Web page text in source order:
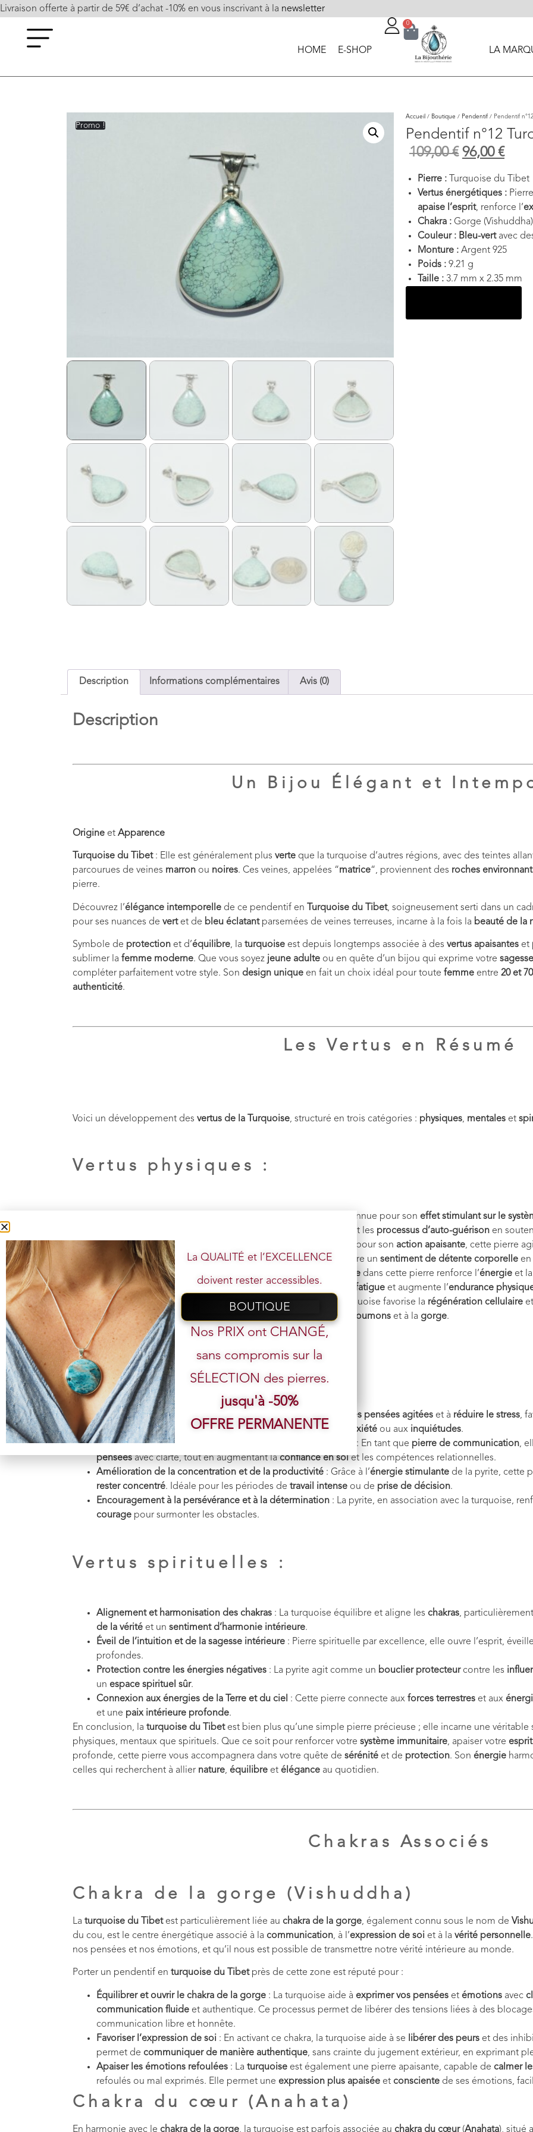
Livraison offerte à partir de 59€ d’achat -10% en vous inscrivant à la newsletter
HOME E-SHOP LA
0
Promo !
Accueil / Boutique / Pendentif / Pendentif
Pendentif n°12
109,00€ 96,00 €
Pierre : Turquoise du Tibet
Vertus énergétiques :
apaise l’esprit, renforce l’
Chakra : Gorge
Couleur : Bleu-vertavec
Monture : Argent 925
Poids : 9.21 g
Taille : 3.7 mm x 2.35 mm
Description Informations complémentaires Avis (0)
Description
Un Bijou Élégant et
Origine et Apparence
Turquoise du Tibet: Elle est généralement plus verte que la turquoise d’autres régions, avec des teintes
parcourues de veines marron ou noires. Ces veines, appelées “matrice“, proviennent des roches
pierre.
Découvrez l’élégance intemporelle de ce pendentif en Turquoise du Tibet, soigneusement serti dans un
pour ses nuances de vertet de bleu éclatantparsemées de veines terreuses, incarne à la fois la beauté de la
Symbole de protection et d’équilibre, la turquoise est depuis longtemps associée à des vertus apaisantes et
sublimer la femme moderne. Que vous soyez jeune adulte ou en quête d’un bijou qui exprime votre sagesse
compléter parfaitement votre style. Son design unique en fait un choix idéal pour toute femme entre 20 et
authenticité.
Les Vertus en Résumé
Voici un développement des vertus de la Turquoise, structuré en trois catégories : physiques, mentales et
Vertus physiques :
: La turquoise est reconnue pour son effet stimulant sur le
. Elle favorise également les processus d’auto-guérison en
Soulagement des inflammations et des douleurs
: Appréciée pour son action apaisante, cette pierre
chroniques, notamment articulaires et musculaires. Elle procure un sentiment de détente corporelle
Amélioration de la circulation sanguine
: La présence de pyrite dans cette pierre renforce l’énergie et
Cela améliore l’oxygénation des tissus fatigue et augmente l’endurance
Soutien à la régénération des tissus et à la respiration
: La turquoise favorise la régénération cellulaire
pour les
voies respiratoires , apaisant les affections liées aux poumons et à la gorge.
Vertus mentale s :
Calme l’esprit et réduit le stress calmer les pensées agitées et à réduire le stress,
relâchant lestensions . Idéal pour les personnes sujettes à l’ anxiété ou aux inquiétudes.
Renforcement de la confiance en soi et de la communication
: En tant que pierre de communication,
penséesavec clarté, tout en augmentant laconfiance en soiet les compétences relationnelles.
Amélioration de la concentration et de la productivité : Grâce à l’énergie stimulante de la pyrite, cette
rester concentré. Idéale pour les périodes de travail intense ou de prise de décision.
Encouragement à la persévérance et à la détermination : La pyrite, en association avec la turquoise,
courage pour surmonter les obstacles.
Vertus spirituelles :
Alignement et harmonisation des chakras : La turquoise équilibre et aligne les chakras,
de la vérité et un sentiment d’harmonie intérieure.
Éveil de l’intuition et de la sagesse intérieure : Pierre spirituelle par excellence, elle ouvre l’esprit,
profondes.
Protection contre les énergies négatives : La pyrite agit comme un bouclier protecteurcontre les
un espace spirituel sûr.
Connexion aux énergies de la Terre et du ciel : Cette pierre connecte aux forces terrestres et aux
et une paix intérieure profonde.
En conclusion, la turquoise du Tibetest bien plus qu’une simple pierre précieuse ; elle incarne une
physiques, mentaux que spirituels. Que ce soit pour renforcer votre système immunitaire, apaiser votre esprit
profonde, cette pierre vous accompagnera dans votre quête de sérénité et de protection. Son énergie
celles qui recherchent à allier nature, équilibre et élégance au quotidien.
Chakras Associés
Chakra de la gorge (Vishuddha)
La turquoise du Tibetest particulièrement liée au chakra de la gorge, également connu sous le nom de
du cou, est le centre énergétique associé à la communication, à l’expression de soi et à la vérité personnelle
nos pensées et nos émotions, et qu’il nous est possible de transmettre notre vérité intérieure au monde.
Porter un pendentif en turquoise du Tibetprès de cette zone est réputé pour :
Équilibrer et ouvrir le chakra de la gorge : La turquoise aide à exprimer vos pensées et émotions avec
communication fluide et authentique. Ce processus permet de libérer des tensions liées à des
communication libre et honnête.
Favoriser l’expression de soi : En activant ce chakra, la turquoise aide à se libérer des peurs et des
permet de communiquer de manière authentique, sans crainte du jugement extérieur, en exprimant
Apaiser les émotions refoulées : La turquoise est également une pierre apaisante, capable de calmer
refoulés ou mal exprimés. Elle permet une expression plus apaisée et consciente de ses émotions,
Chakra du cœur (Anahata)
En harmonie avec le chakra de la gorge, la turquoise est parfois associée au chakra du cœur(Anahata), situé
La QUALITÉ et l’EXCELLENCE
doivent rester accessibles.
BOUTIQUE
Nos PRIX ont CHANGÉ,
sans compromis sur la
SÉLECTION des pierres.
jusqu'à -50%
OFFRE PERMANENTE